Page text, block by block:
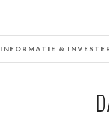
INFORMATIE &